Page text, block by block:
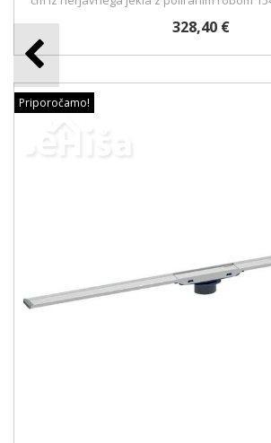
328,40 €
Priporočamo!